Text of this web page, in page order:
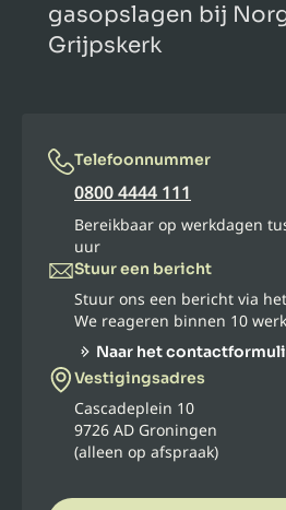
gasopslagen bij
Grijpskerk
Telefoonnummer
0800 4444 111
Bereikbaar op werkdagen
uur
Stuur een bericht
Stuur ons een bericht via
We reageren binnen 10
Naar het
Vestigingsadres
Cascadeplein 10
9726 AD Groningen
(alleen op afspraak)